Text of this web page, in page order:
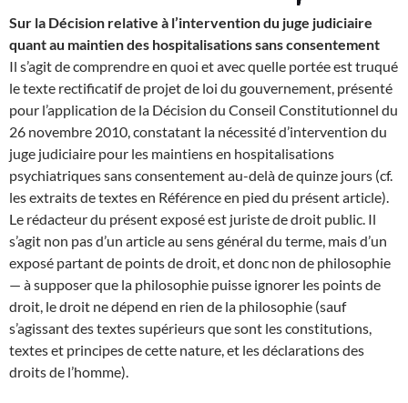
Sur la Décision relative à l’intervention du juge judiciaire
quant au maintien des hospitalisations sans consentement
Il s’agit de comprendre en quoi et avec quelle portée est truqué
le texte rectificatif de projet de loi du gouvernement, présenté
pour l’application de la Décision du Conseil Constitutionnel du
26 novembre 2010, constatant la nécessité d’intervention du
juge judiciaire pour les maintiens en hospitalisations
psychiatriques sans consentement au-delà de quinze jours (cf.
les extraits de textes en Référence en pied du présent article).
Le rédacteur du présent exposé est juriste de droit public. Il
s’agit non pas d’un article au sens général du terme, mais d’un
exposé partant de points de droit, et donc non de philosophie
— à supposer que la philosophie puisse ignorer les points de
droit, le droit ne dépend en rien de la philosophie (sauf
s’agissant des textes supérieurs que sont les constitutions,
textes et principes de cette nature, et les déclarations des
droits de l’homme).